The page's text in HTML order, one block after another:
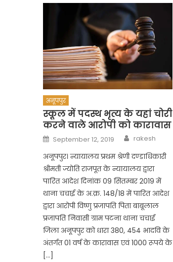
अनूपपुर
स्कूल में पदस्थ भृत्य के यहां चोरी
करने वाले आरोपी को कारावास
Posted
on
September 12, 2019 Author
rakesh
अनूपपुर। न्यायालय प्रथम श्रेणी दण्डाधिकारी
श्रीमती ज्योति राजपूत के न्यायालय द्वारा
पारित आदेश दिनांक 09 सितम्बर 2019 में
थाना चचाई के अ.क्र. 148/18 में पारित आदेश
द्वारा आरोपी विष्णु प्रजापति पिता बाबूलाल
प्रजापति निवासी ग्राम पटना थाना चचाई
जिला अनूपपुर को धारा 380, 454 भादवि के
अंतर्गत 01 वर्ष के कारावास एवं 1000 रूपये के
[…]